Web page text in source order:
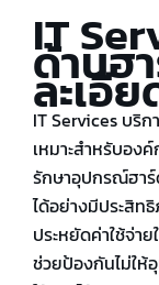
IT
ด้านฮ
ละเอี
IT Services บริ
เหมาะสำหรับอง
รักษาอุปกรณ์ฮาร์
ได้อย่างมีประสิท
ประหยัดค่าใช้จ่า
ช่วยป้องกันไม่ใ